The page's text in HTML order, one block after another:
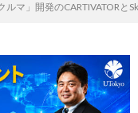
ルマ」開発のCARTIVATOR